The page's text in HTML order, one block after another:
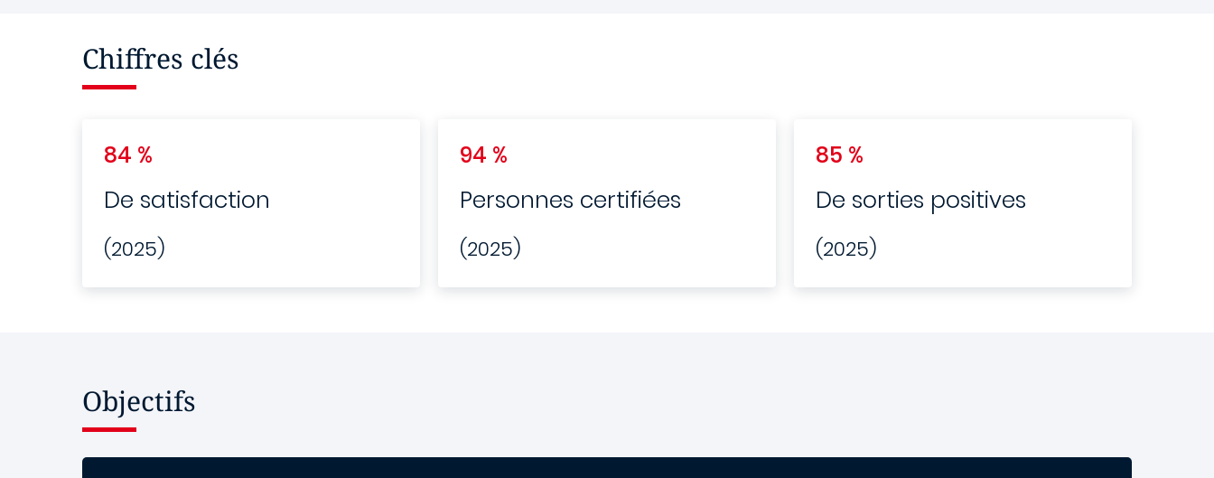
Chiffres clés
84 %
De satisfaction
(2025)
94 %
Personnes certifiées
(2025)
85 %
De sorties positives
(2025)
Objectifs